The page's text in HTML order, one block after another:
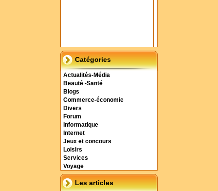
Catégories
Actualités-Média
Beauté -Santé
Blogs
Commerce-économie
Divers
Forum
Informatique
Internet
Jeux et concours
Loisirs
Services
Voyage
Les articles